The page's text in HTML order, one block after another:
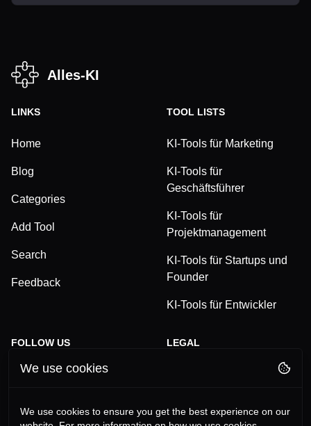
Alles-KI
LINKS
Home
Blog
Categories
Add Tool
Search
Feedback
TOOL LISTS
KI-Tools für Marketing
KI-Tools für
Geschäftsführer
KI-Tools für
Projektmanagement
KI-Tools für Startups und
Founder
KI-Tools für Entwickler
FOLLOW US
TikTok
LEGAL
We use cookies
We use cookies to ensure you get the best experience on our